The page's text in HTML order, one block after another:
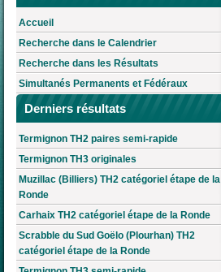
Accueil
Recherche dans le Calendrier
Recherche dans les Résultats
Simultanés Permanents et Fédéraux
Derniers résultats
Termignon TH2 paires semi-rapide
Termignon TH3 originales
Muzillac (Billiers) TH2 catégoriel étape de la
Ronde
Carhaix TH2 catégoriel étape de la Ronde
Scrabble du Sud Goëlo (Plourhan) TH2
catégoriel étape de la Ronde